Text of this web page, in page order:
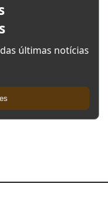
últimas notícias